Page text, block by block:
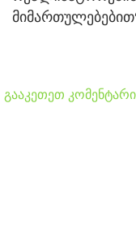
გააკეთეთ კომენტარი